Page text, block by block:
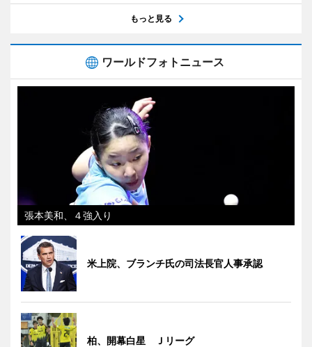
もっと見る
ワールドフォトニュース
張本美和、４強入り
米上院、ブランチ氏の司法長官人事承認
柏、開幕白星 Ｊリーグ